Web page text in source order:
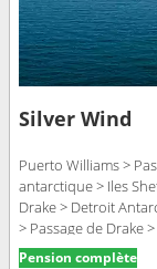
Silver Wind
Puerto Williams >
antarctique > Iles
Drake > Detroit
> Passage de Drake
Pension complète